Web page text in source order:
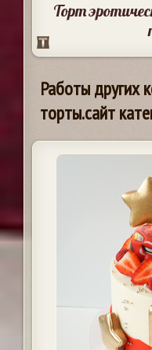
Торт
Работы других
торты.сайт